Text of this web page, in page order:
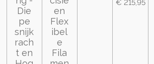
Die
pe
snijk
rach
t en
en
Flex
ibel
e
Fila
€ 215,95